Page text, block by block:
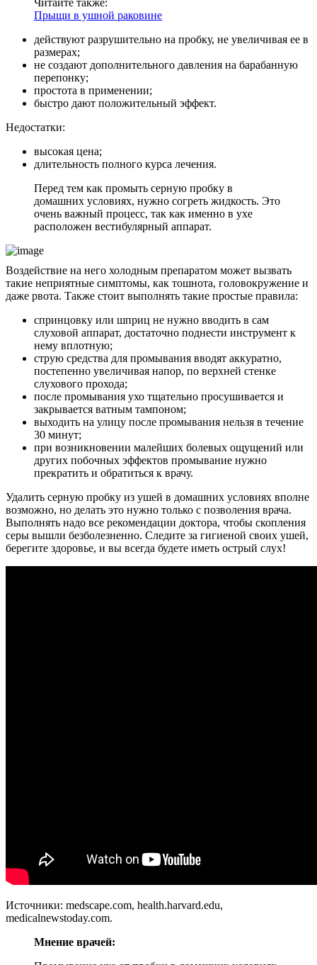
Прыщи в ушной раковине
действуют разрушительно на пробку, не увеличивая ее в
размерах;
не создают дополнительного давления на барабанную
перепонку;
простота в применении;
быстро дают положительный эффект.
Недостатки:
высокая цена;
длительность полного курса лечения.
Перед тем как промыть серную пробку в
домашних условиях, нужно согреть жидкость. Это
очень важный процесс, так как именно в ухе
расположен вестибулярный аппарат.
Воздействие на него холодным препаратом может вызвать
такие неприятные симптомы, как тошнота, головокружение и
даже рвота. Также стоит выполнять такие простые правила:
спринцовку или шприц не нужно вводить в сам
слуховой аппарат, достаточно поднести инструмент к
нему вплотную;
струю средства для промывания вводят аккуратно,
постепенно увеличивая напор, по верхней стенке
слухового прохода;
после промывания ухо тщательно просушивается и
закрывается ватным тампоном;
выходить на улицу после промывания нельзя в течение
30 минут;
при возникновении малейших болевых ощущений или
других побочных эффектов промывание нужно
прекратить и обратиться к врачу.
Удалить серную пробку из ушей в домашних условиях вполне
возможно, но делать это нужно только с позволения врача.
Выполнять надо все рекомендации доктора, чтобы скопления
серы вышли безболезненно. Следите за гигиеной своих ушей,
берегите здоровье, и вы всегда будете иметь острый слух!
Источники: medscape.com, health.harvard.edu,
medicalnewstoday.com.
Мнение врачей: